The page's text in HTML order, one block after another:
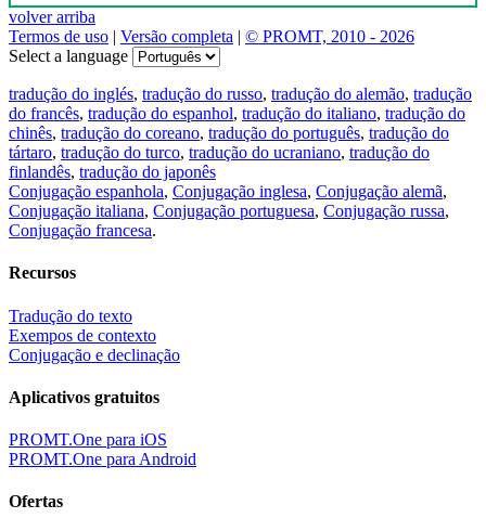
volver arriba
Termos de uso | Versão completa | © PROMT, 2010 - 2026
Select a language
tradução do inglés, tradução do russo, tradução do alemão, tradução
do francês, tradução do espanhol, tradução do italiano, tradução do
chinês, tradução do coreano, tradução do português, tradução do
tártaro, tradução do turco, tradução do ucraniano, tradução do
finlandês, tradução do japonês
Conjugação espanhola, Conjugação inglesa, Conjugação alemã,
Conjugação italiana, Conjugação portuguesa, Conjugação russa,
Conjugação francesa.
Recursos
Tradução do texto
Exempos de contexto
Conjugação e declinação
Aplicativos gratuitos
PROMT.One para iOS
PROMT.One para Android
Ofertas